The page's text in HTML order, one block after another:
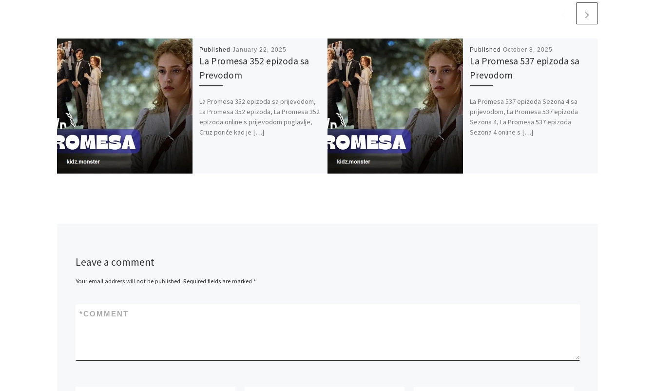
Published January 22, 2025
La Promesa 352 epizoda sa
Prevodom
La Promesa 352 epizoda sa prijevodom,
La Promesa 352 epizoda, La Promesa 352
epizoda online s prijevodom poglavlje,
Cruz poriče kad je […]
Published October 8, 2025
La Promesa 537 epizoda sa
Prevodom
La Promesa 537 epizoda Sezona 4 sa
prijevodom, La Promesa 537 epizoda
Sezona 4, La Promesa 537 epizoda
Sezona 4 online s […]
Leave a comment
Your email address will not be published. Required fields are marked *
COMMENT
*